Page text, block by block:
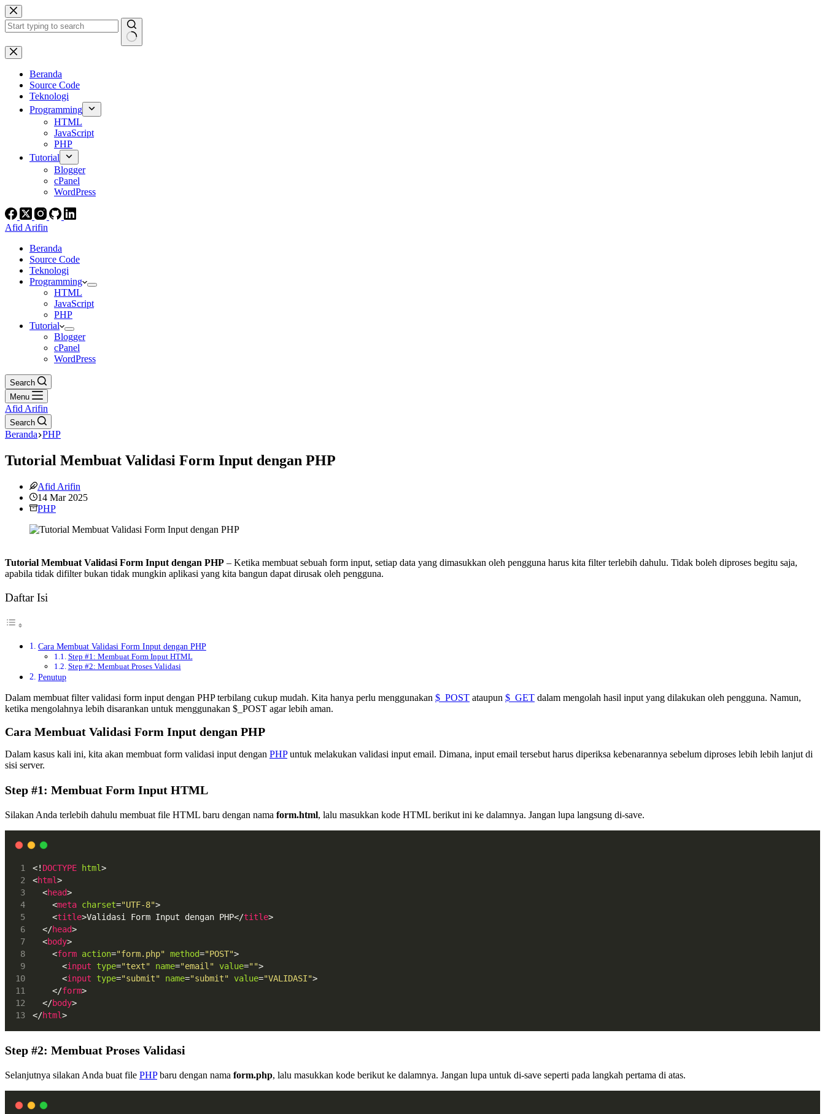
Skip
to
content
No
results
Beranda
Source Code
Teknologi
Programming
HTML
JavaScript
PHP
Tutorial
Blogger
cPanel
WordPress
Afid Arifin
Beranda
Source Code
Teknologi
Programming
HTML
JavaScript
PHP
Tutorial
Blogger
cPanel
WordPress
Search
Menu
Afid Arifin
Search
Beranda PHP
Tutorial Membuat Validasi Form Input dengan PHP
Afid Arifin
14 Mar 2025
PHP
Tutorial Membuat Validasi Form Input dengan PHP – Ketika membuat sebuah form input, setiap data yang dimasukkan oleh pengguna harus kita filter terlebih dahulu. Tidak boleh diproses begitu saja,
apabila tidak difilter bukan tidak mungkin aplikasi yang kita bangun dapat dirusak oleh pengguna.
Daftar Isi
Cara Membuat Validasi Form Input dengan PHP
Step #1: Membuat Form Input HTML
Step #2: Membuat Proses Validasi
Penutup
Dalam membuat filter validasi form input dengan PHP terbilang cukup mudah. Kita hanya perlu menggunakan $_POST ataupun $_GET dalam mengolah hasil input yang dilakukan oleh pengguna. Namun,
ketika mengolahnya lebih disarankan untuk menggunakan $_POST agar lebih aman.
Cara Membuat Validasi Form Input dengan PHP
Dalam kasus kali ini, kita akan membuat form validasi input dengan PHPuntuk melakukan validasi input email. Dimana, input email tersebut harus diperiksa kebenarannya sebelum diproses lebih lebih lanjut di
sisi server.
Step #1: Membuat Form Input HTML
Silakan Anda terlebih dahulu membuat file HTML baru dengan nama form.html, lalu masukkan kode HTML berikut ini ke dalamnya. Jangan lupa langsung di-save.
<! DOCTYPE html>
<html>
  <
head>
    <
meta charset="UTF-8">
    <
title>Validasi Form Input dengan PHP</title>
  </
head>
  <
body>
    <
form action="form.php" method="POST">
      <
input type="text" name="email" value="">
      <
input type="submit" name="submit" value="VALIDASI">
    </
form>
  </
body>
</html>
Step #2: Membuat Proses Validasi
Selanjutnya silakan Anda buat file PHPbaru dengan nama form.php, lalu masukkan kode berikut ke dalamnya. Jangan lupa untuk di-save seperti pada langkah pertama di atas.